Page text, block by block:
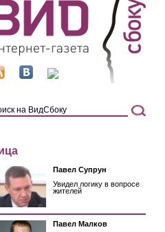
Павел Супрун
Увидел логику в вопросе
жителей
Павел Малков